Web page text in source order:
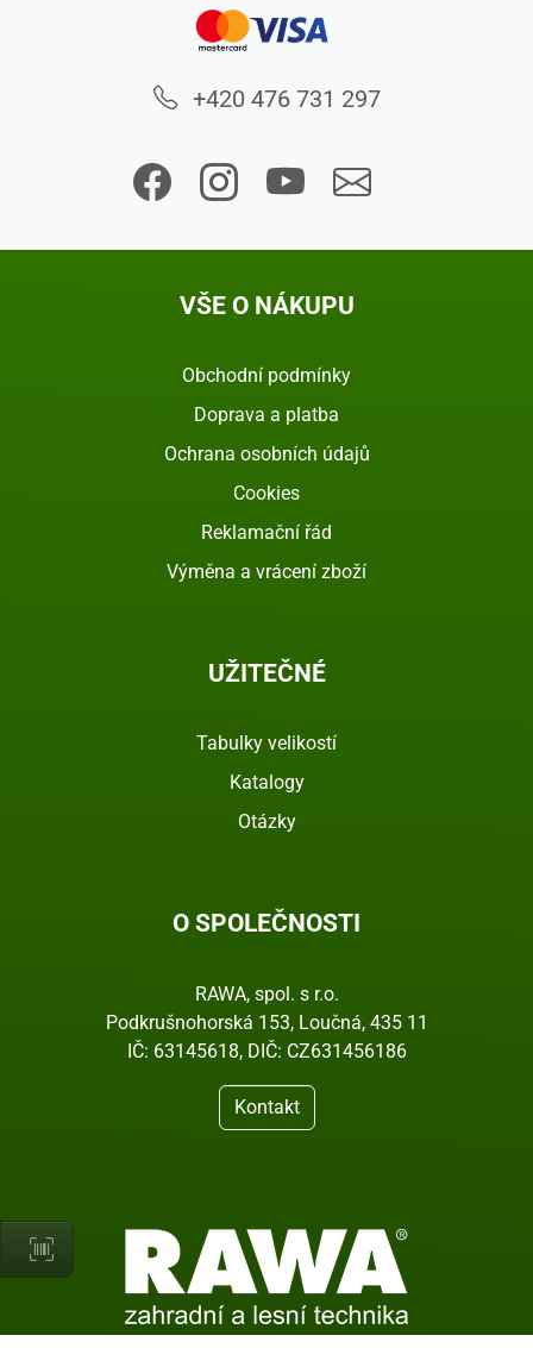
+420 476 731 297
VŠE O NÁKUPU
Obchodní podmínky
Doprava a platba
Ochrana osobních údajů
Cookies
Reklamační řád
Výměna a vrácení zboží
UŽITEČNÉ
Tabulky velikostí
Katalogy
Otázky
O SPOLEČNOSTI
RAWA, spol. s r.o.
Podkrušnohorská 153, Loučná, 435 11
IČ: 63145618, DIČ: CZ631456186
Kontakt